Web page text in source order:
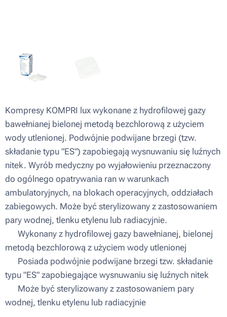
Kompresy KOMPRI lux wykonane z hydrofilowej gazy
bawełnianej bielonej metodą bezchlorową z użyciem
wody utlenionej. Podwójnie podwijane brzegi (tzw.
składanie typu "ES") zapobiegają wysnuwaniu się luźnych
nitek. Wyrób medyczny po wyjałowieniu przeznaczony
do ogólnego opatrywania ran w warunkach
ambulatoryjnych, na blokach operacyjnych, oddziałach
zabiegowych. Może być sterylizowany z zastosowaniem
pary wodnej, tlenku etylenu lub radiacyjnie.
▪ Wykonany z hydrofilowej gazy bawełnianej, bielonej
metodą bezchlorową z użyciem wody utlenionej
▪ Posiada podwójnie podwijane brzegi tzw. składanie
typu "ES" zapobiegające wysnuwaniu się luźnych nitek
▪ Może być sterylizowany z zastosowaniem pary
wodnej, tlenku etylenu lub radiacyjnie